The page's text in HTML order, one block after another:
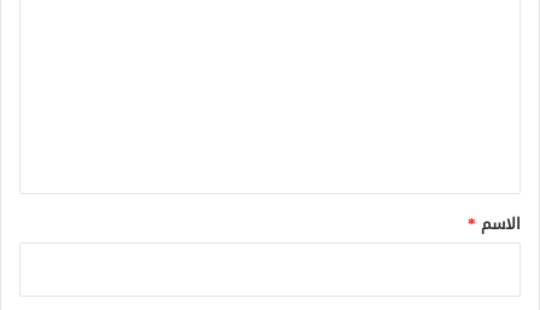
*
الاسم *